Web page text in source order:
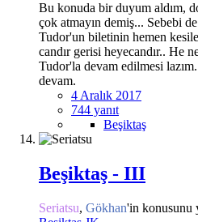
Bu konuda bir duyum aldım,
çok atmayın demiş... Sebebi
Tudor'un biletinin hemen
candır gerisi heyecandır.. He
Tudor'la devam edilmesi
devam.
4 Aralık 2017
744 yanıt
Beşiktaş
Beşiktaş - III
Seriatsu, Gökhan'in konusunu